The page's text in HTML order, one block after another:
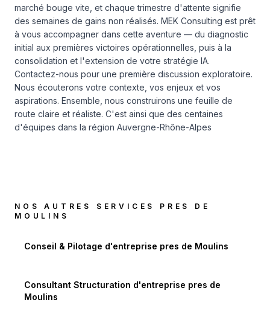
marché bouge vite, et chaque trimestre d'attente signifie
des semaines de gains non réalisés. MEK Consulting est prêt
à vous accompagner dans cette aventure — du diagnostic
initial aux premières victoires opérationnelles, puis à la
consolidation et l'extension de votre stratégie IA.
Contactez-nous pour une première discussion exploratoire.
Nous écouterons votre contexte, vos enjeux et vos
aspirations. Ensemble, nous construirons une feuille de
route claire et réaliste. C'est ainsi que des centaines
d'équipes dans la région Auvergne-Rhône-Alpes
NOS AUTRES SERVICES PRES DE
MOULINS
Conseil & Pilotage d'entreprise pres de Moulins
Consultant Structuration d'entreprise pres de
Moulins